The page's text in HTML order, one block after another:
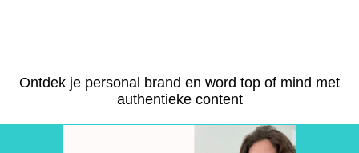
Ontdek je personal brand en word top of mind met
authentieke content